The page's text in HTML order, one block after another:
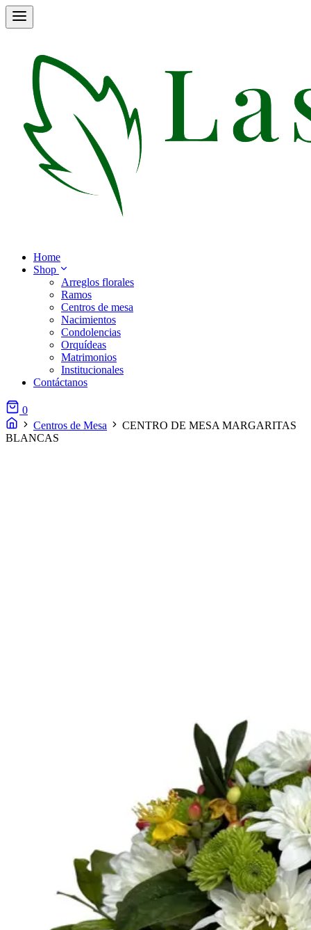
Home
Shop
Arreglos florales
Ramos
Centros de mesa
Nacimientos
Condolencias
Orquídeas
Matrimonios
Institucionales
Contáctanos
0
Centros de Mesa
CENTRO DE MESA MARGARITAS
BLANCAS